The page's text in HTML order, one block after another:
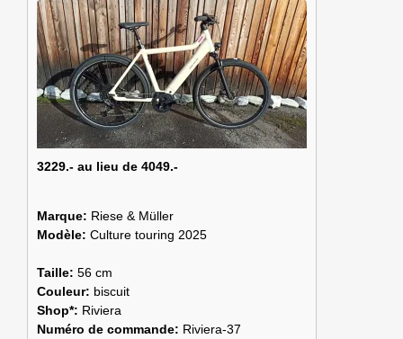
3229.- au lieu de 4049.-
Marque: Riese & Müller
Modèle: Culture touring 2025
Taille: 56 cm
Couleur: biscuit
Shop*: Riviera
Numéro de commande: Riviera-37